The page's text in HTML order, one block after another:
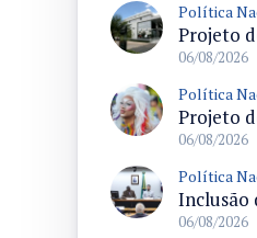
Política
06/08/2026
Política
06/08/2026
Política
06/08/2026